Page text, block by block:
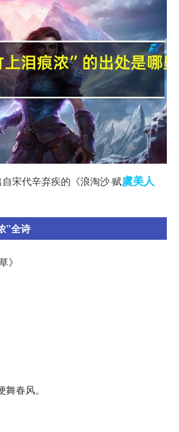
宋代辛弃疾的《浪淘沙·赋虞美人
”全诗
》
春风。